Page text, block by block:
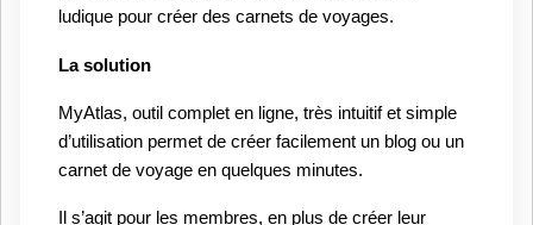
ludique pour créer des carnets de voyages.
La solution
MyAtlas, outil complet en ligne, très intuitif et simple
d’utilisation permet de créer facilement un blog ou un
carnet de voyage en quelques minutes.
Il s’agit pour les membres, en plus de créer leur